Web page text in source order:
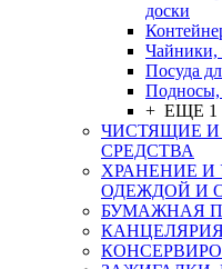
доски
Чайники,
Посуда
Подносы,
+ ЕЩЕ 1
ЧИСТЯЩИЕ
СРЕДСТВА
ХРАНЕНИЕ И
ОДЕЖДОЙ И
БУМАЖНАЯ